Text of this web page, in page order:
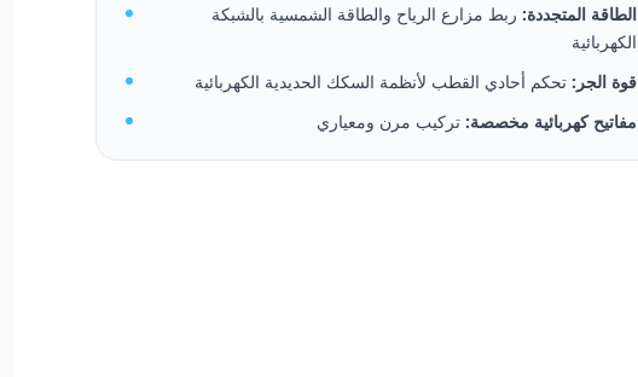
الطاقة المتجددة: ربط مزارع الرياح والطاقة الشمسية بالشبكة
الكهربائية
قوة الجر: تحكم أحادي القطب لأنظمة السكك الحديدية الكهربائية
مفاتيح كهربائية مخصصة: تركيب مرن ومعياري